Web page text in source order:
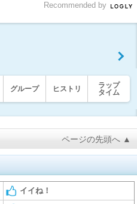
Recommended by
グループ ヒストリ
ラップ
タイム
ページの先頭へ ▲
イイね！